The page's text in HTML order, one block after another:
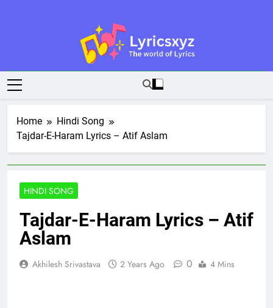
Lyricsxyz
The World Of Lyrics
Home
Hindi Song
Tajdar-E-Haram Lyrics – Atif Aslam
HINDI SONG
Tajdar-E-Haram Lyrics – Atif
Aslam
Akhilesh Srivastava 2 Years Ago 0 4 Mins